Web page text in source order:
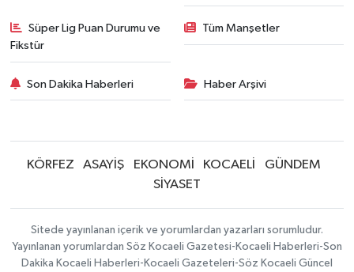
Süper Lig Puan Durumu ve
Fikstür
Tüm Manşetler
Son Dakika Haberleri Haber Arşivi
KÖRFEZ ASAYİŞ EKONOMİ KOCAELİ
GÜNDEM
SİYASET
Sitede yayınlanan içerik ve yorumlardan yazarları sorumludur.
Yayınlanan yorumlardan Söz Kocaeli Gazetesi-Kocaeli Haberleri-Son
Dakika Kocaeli Haberleri-Kocaeli Gazeteleri-Söz Kocaeli Güncel